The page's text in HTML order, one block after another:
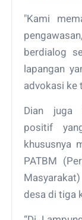
"Kami
berdialog
lapangan
advokasi ke
Dian juga
positif
khususnya
PATBM
desa di tiga